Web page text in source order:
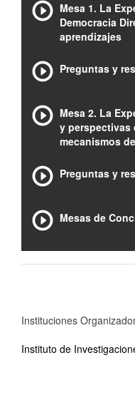
Mesa 1. La
Democracia
aprendizajes
Preguntas y
Mesa 2. La
y perspectivas
mecanismos
Preguntas y
Mesas de
Instituciones
Instituto de